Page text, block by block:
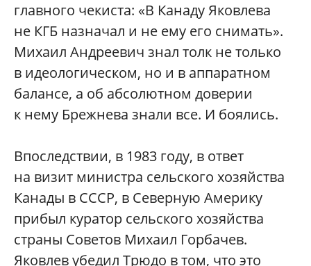
главного чекиста: «В Канаду Яковлева
не КГБ назначал и не ему его снимать».
Михаил Андреевич знал толк не только
в идеологическом, но и в аппаратном
балансе, а об абсолютном доверии
к нему Брежнева знали все. И боялись.
Впоследствии, в 1983 году, в ответ
на визит министра сельского хозяйства
Канады в СССР, в Северную Америку
прибыл куратор сельского хозяйства
страны Советов Михаил Горбачев.
Яковлев убедил Трюдо в том, что это